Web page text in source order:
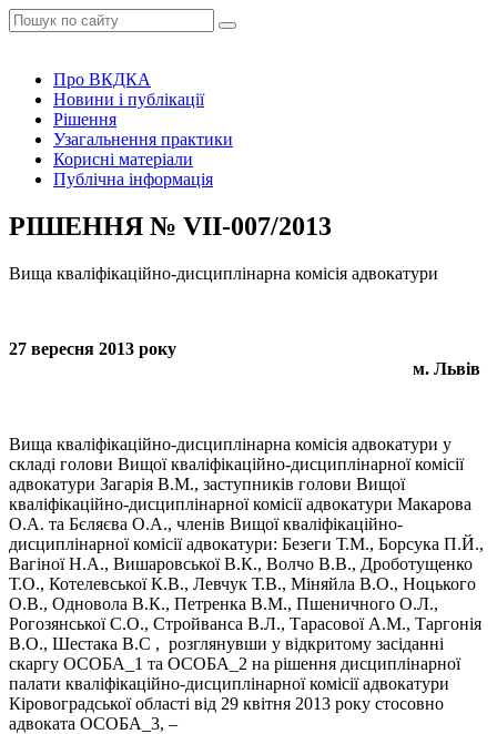
Про ВКДКА
Новини і публікації
Рішення
Узагальнення практики
Корисні матеріали
Публічна інформація
РІШЕННЯ № VIІ-007/2013
Вища кваліфікаційно-дисциплінарна комісія адвокатури
27 вересня 2013 року
м. Львів
Вища кваліфікаційно-дисциплінарна комісія адвокатури у
складі голови Вищої кваліфікаційно-дисциплінарної комісії
адвокатури Загарія В.М., заступників голови Вищої
кваліфікаційно-дисциплінарної комісії адвокатури Макарова
О.А. та Бєляєва О.А., членів Вищої кваліфікаційно-
дисциплінарної комісії адвокатури: Безеги Т.М., Борсука П.Й.,
Вагіної Н.А., Вишаровської В.К., Волчо В.В., Дроботущенко
Т.О., Котелевської К.В., Левчук Т.В., Міняйла В.О., Ноцького
О.В., Одновола В.К., Петренка В.М., Пшеничного О.Л.,
Рогозянської С.О., Стройванса В.Л., Тарасової А.М., Таргонія
В.О., Шестака В.С , розглянувши у відкритому засіданні
скаргу ОСОБА_1 та ОСОБА_2 на рішення дисциплінарної
палати кваліфікаційно-дисциплінарної комісії адвокатури
Кіровоградської області від 29 квітня 2013 року стосовно
адвоката ОСОБА_3, –